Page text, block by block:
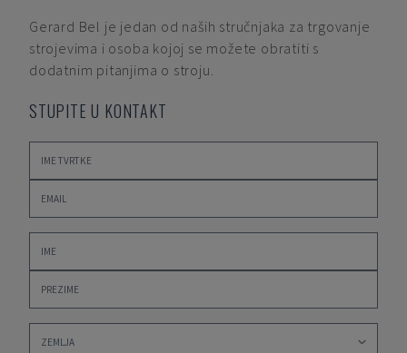
Gerard Bel je jedan od naših stručnjaka za trgovanje
strojevima i osoba kojoj se možete obratiti s
dodatnim pitanjima o stroju.
STUPITE U KONTAKT